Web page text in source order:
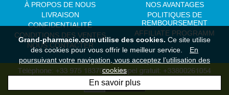
À PROPOS DE NOUS
LIVRAISON
CONFIDENTIALITÉ
CONDITIONS DES VENTES
NOUS CONTACTER
NOS AVANTAGES
POLITIQUES DE
REMBOURSEMENT
AFFILIATE PROGRAMM
Grand-pharmacie.com utilise des cookies. Ce site utilise
des cookies pour vous offrir le meilleur service.
En
poursuivant votre navigation, vous acceptez l’utilisation des
cookies
En savoir plus